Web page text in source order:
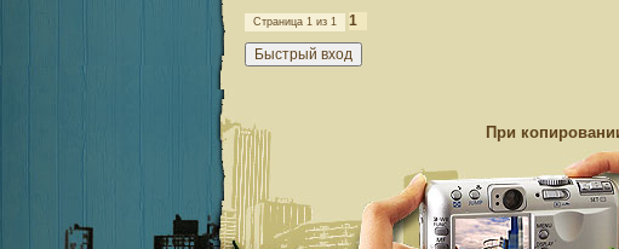
Страница 1 из 1
1
При